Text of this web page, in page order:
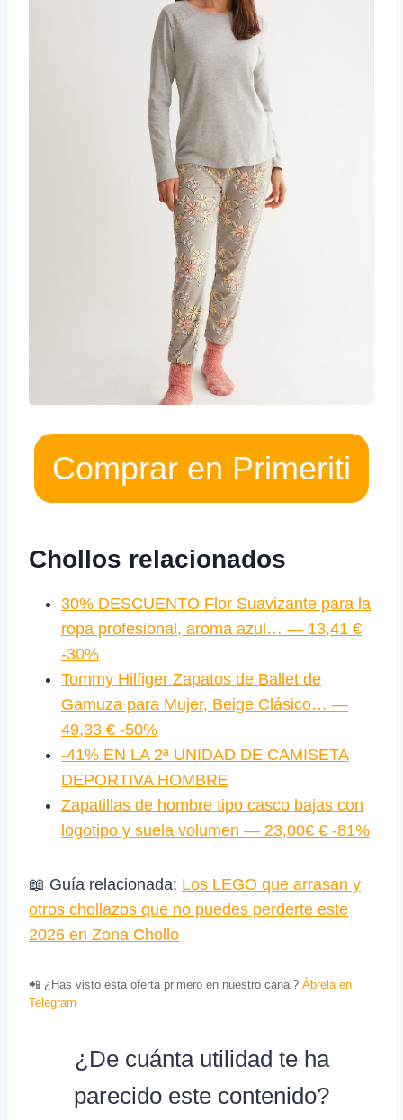
Comprar en Primeriti
Chollos relacionados
30% DESCUENTO Flor Suavizante para la
ropa profesional, aroma azul… — 13,41 €
-30%
Tommy Hilfiger Zapatos de Ballet de
Gamuza para Mujer, Beige Clásico… —
49,33 € -50%
-41% EN LA 2ª UNIDAD DE CAMISETA
DEPORTIVA HOMBRE
Zapatillas de hombre tipo casco bajas con
logotipo y suela volumen — 23,00€ € -81%
📖 Guía relacionada: Los LEGO que arrasan y
otros chollazos que no puedes perderte este
2026 en Zona Chollo
📲 ¿Has visto esta oferta primero en nuestro canal? Ábrela en
Telegram
¿De cuánta utilidad te ha
parecido este contenido?